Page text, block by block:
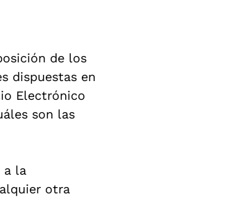
de los
dispuestas en
Electrónico
son las
a la
otra